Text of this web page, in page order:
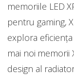
memoriile LED
pentru gaming,
explora
mai noi memorii
design al